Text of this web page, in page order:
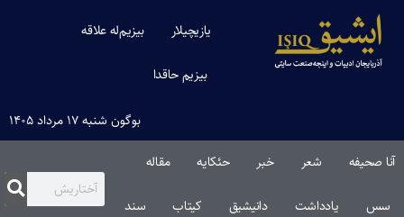
یازیچیلار بیزیم‌له علاقه
بیزیم حاقدا
بوگون شنبه ۱۷ مرداد ۱۴۰۵
آنا صحیفه شعر خبر حئکایه مقاله‌
سس یادداشت دانیشیق کیتاب سند